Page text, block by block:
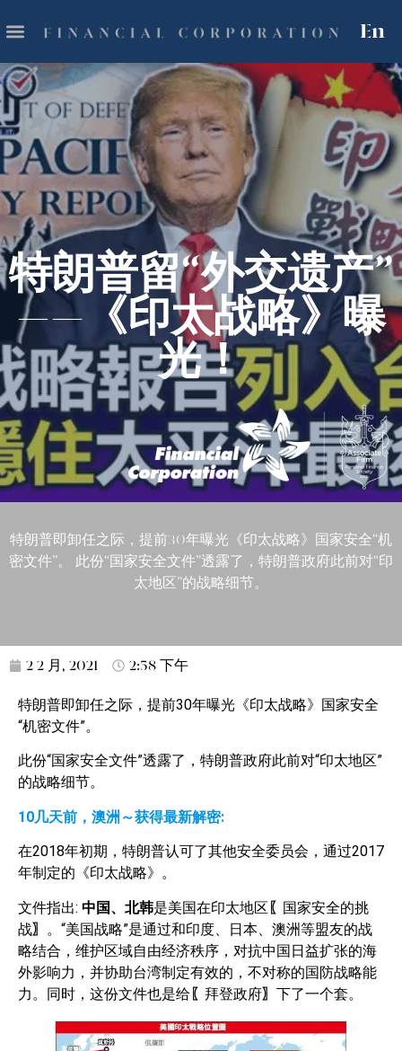
En
特朗普留“外交遗产”
——《印太战略》曝
光！
特朗普即卸任之际，提前30年曝光《印太战略》国家安全“机
密文件”。 此份“国家安全文件”透露了，特朗普政府此前对“印
太地区”的战略细节。
2 2 月, 2021 2:58 下午
特朗普即卸任之际，提前30年曝光《印太战略》国家安全
“机密文件”。
此份“国家安全文件”透露了，特朗普政府此前对“印太地区”
的战略细节。
10几天前，澳洲～获得最新解密:
在2018年初期，特朗普认可了其他安全委员会，通过2017
年制定的《印太战略》。
文件指出: 中国、北韩是美国在印太地区 〖 国家安全的挑
战〗
。“美国战略”是通过和印度、日本、澳洲等盟友的战
略结合，维护区域自由经济秩序，对抗中国日益扩张的海
外影响力，并协助台湾制定有效的，不对称的国防战略能
力。同时，这份文件也是给 〖 拜登政府〗 下了一个套。